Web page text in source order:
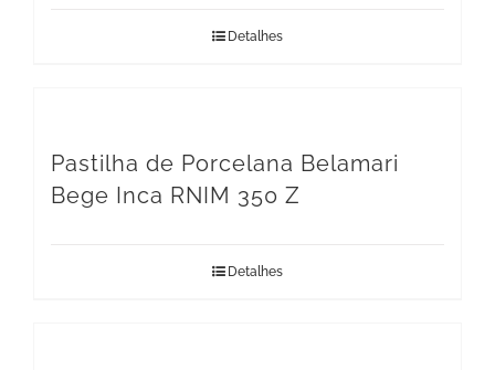
Detalhes
Pastilha de Porcelana Belamari
Bege Inca RNIM 350 Z
Detalhes